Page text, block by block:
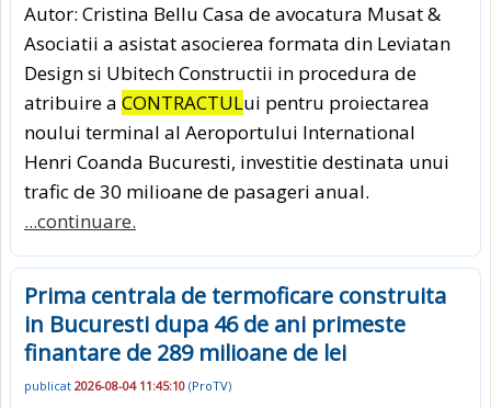
Autor: Cristina Bellu Casa de avocatura Musat &
Asociatii a asistat asocierea formata din Leviatan
Design si Ubitech Constructii in procedura de
atribuire a CONTRACTULui pentru proiectarea
noului terminal al Aeroportului International
Henri Coanda Bucuresti, investitie destinata unui
trafic de 30 milioane de pasageri anual.
...continuare.
Prima centrala de termoficare construita
in Bucuresti dupa 46 de ani primeste
finantare de 289 milioane de lei
publicat 2026-08-04 11:45:10 (ProTV)